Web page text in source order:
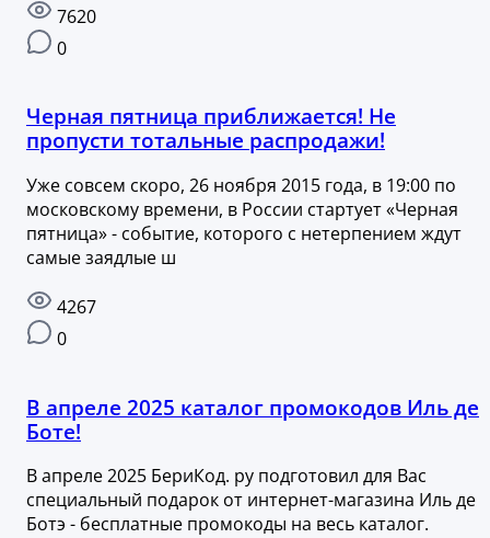
7620
0
Черная пятница приближается! Не
пропусти тотальные распродажи!
Уже совсем скоро, 26 ноября 2015 года, в 19:00 по
московскому времени, в России стартует «Черная
пятница» - событие, которого с нетерпением ждут
самые заядлые ш
4267
0
В апреле 2025 каталог промокодов Иль де
Боте!
В апреле 2025 БериКод. ру подготовил для Вас
специальный подарок от интернет-магазина Иль де
Ботэ - бесплатные промокоды на весь каталог.